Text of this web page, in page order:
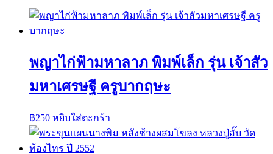
พญาไก่ฟ้ามหาลาภ พิมพ์เล็ก รุ่น เจ้าสัว
มหาเศรษฐี ครูบากฤษะ
฿250 หยิบใส่ตะกร้า